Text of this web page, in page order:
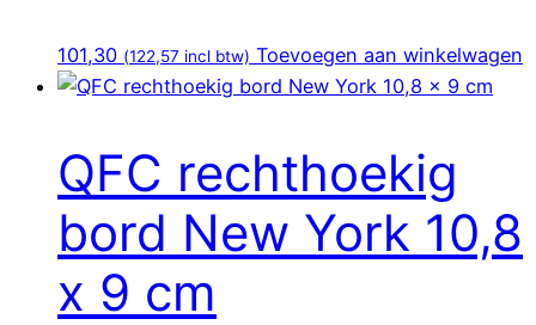
101,30 (122,57 incl btw) Toevoegen aan winkelwagen
QFC rechthoekig
bord New York 10,8
x 9 cm